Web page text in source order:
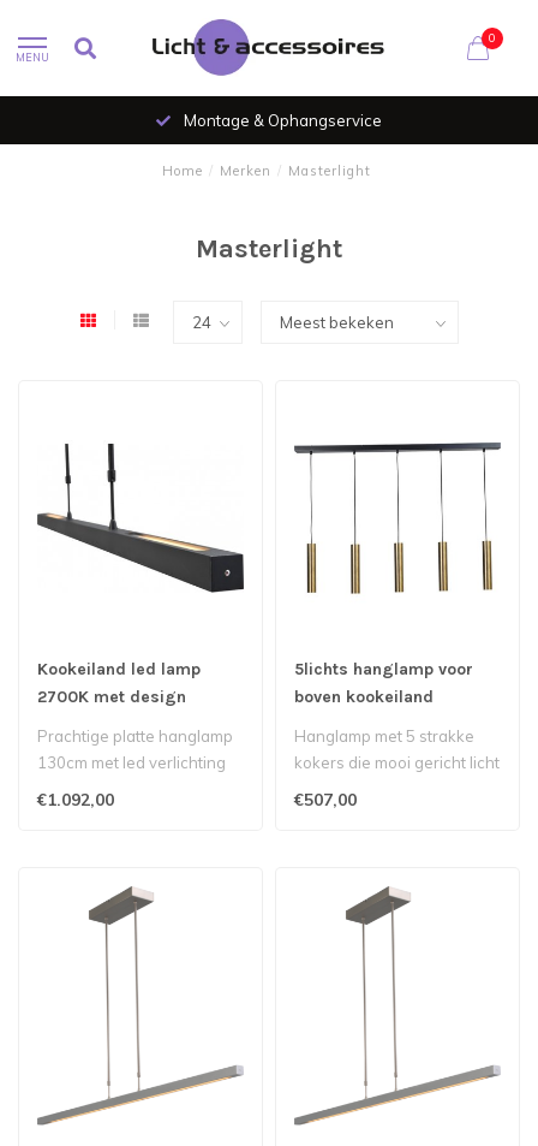
MENU
0
Montage & Ophangservice
Home / Merken / Masterlight
Masterlight
Kookeiland led lamp
2700K met design
uitstraling up/downlight
- 130cm - Mat Zwart
Prachtige platte hanglamp
130cm met led verlichting
boven uw kookeiland dim to
€1.092,00
5lichts hanglamp voor
boven kookeiland
antiquebrass-130cm-
zwart
Hanglamp met 5 strakke
kokers die mooi gericht licht
naar beneden geven, heel
€507,00